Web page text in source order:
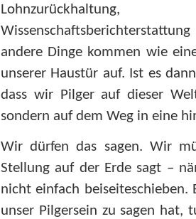
Lohnzurückhaltung,
andere Dinge kommen wie
unserer Haustür auf. Ist es
dass wir Pilger auf dieser
sondern auf dem Weg in eine
Wir dürfen das sagen. Wir
Stellung auf der Erde sagt –
nicht einfach
unser Pilgersein zu sagen hat,